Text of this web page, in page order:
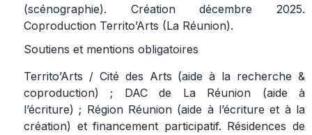
(scénographie). Création décembre 2025.
Coproduction Territo’Arts (La Réunion).
Soutiens et mentions obligatoires
Territo’Arts / Cité des Arts (aide à la recherche &
coproduction) ; DAC de La Réunion (aide à
l’écriture) ; Région Réunion (aide à l’écriture et à la
création) et financement participatif. Résidences de